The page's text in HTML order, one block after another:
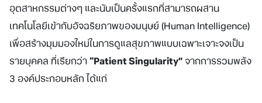
อุตสาหกรรมต่างๆ และนับเป็นครั้งแรกที่สามารถผสาน
เทคโนโลยีเข้ากับอัจฉริยภาพของมนุษย์ (Human Intelligence)
เพื่อสร้างมุมมองใหม่ในการดูแลสุขภาพแบบเฉพาะเจาะจงเป็น
รายบุคคล ที่เรียกว่า“Patient Singularity”จากการรวมพลัง
3 องค์ประกอบหลัก ได้แก่